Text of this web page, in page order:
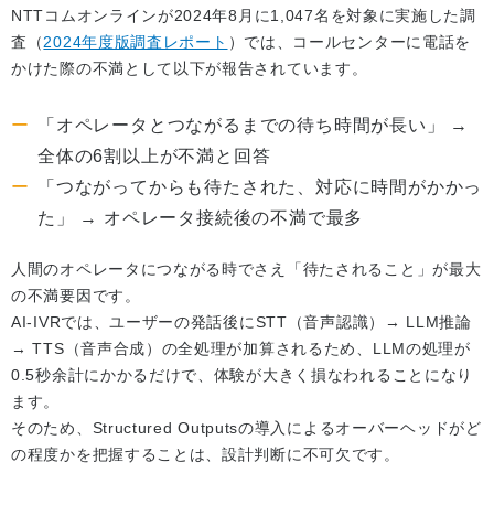
NTTコムオンラインが2024年8月に1,047名を対象に実施した調
査（2024年度版調査レポート ）では、コールセンターに電話を
かけた際の不満として以下が報告されています。
「オペレータとつながるまでの待ち時間が長い」 →
全体の6割以上が不満と回答
「つながってからも待たされた、対応に時間がかかっ
た」 → オペレータ接続後の不満で最多
人間のオペレータにつながる時でさえ「待たされること」が最大
の不満要因です。
AI-IVRでは、ユーザーの発話後にSTT（音声認識）→ LLM推論
→ TTS（音声合成）の全処理が加算されるため、LLMの処理が
0.5秒余計にかかるだけで、体験が大きく損なわれることになり
ます。
そのため、Structured Outputsの導入によるオーバーヘッドがど
の程度かを把握することは、設計判断に不可欠です。